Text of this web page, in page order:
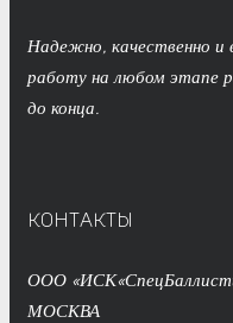
Надежно, качественно и
работу на любом этапе
до конца.
КОНТАКТЫ
ООО
МОСКВА